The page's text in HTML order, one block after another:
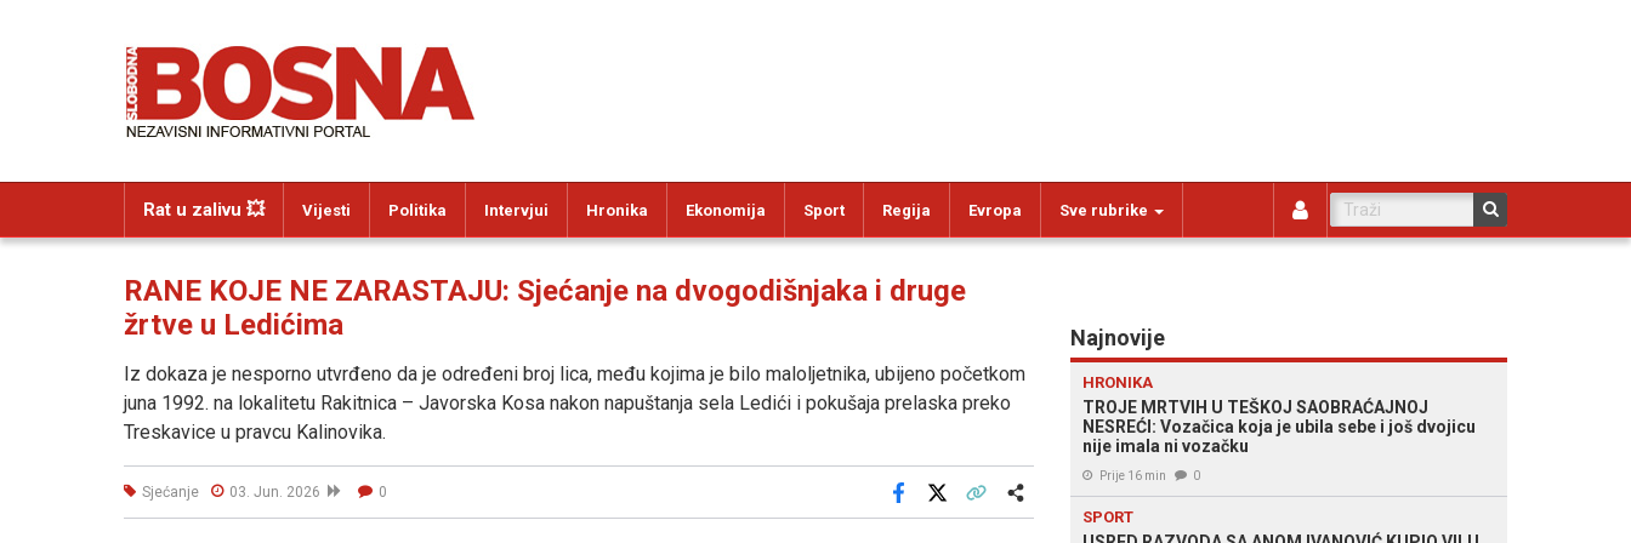
Rat u zalivu 💥 Vijesti Politika Intervjui Hronika Ekonomija Sport Regija Evropa Sve rubrike
RANE KOJE NE ZARASTAJU: Sjećanje na dvogodišnjaka i druge
žrtve u Ledićima
Iz dokaza je nesporno utvrđeno da je određeni broj lica, među kojima je bilo maloljetnika, ubijeno početkom
juna 1992. na lokalitetu Rakitnica – Javorska Kosa nakon napuštanja sela Ledići i pokušaja prelaska preko
Treskavice u pravcu Kalinovika.
Sjećanje 03. Jun. 2026 0
Facebook
Najnovije
HRONIKA
TROJE MRTVIH U TEŠKOJ SAOBRAĆAJNOJ
NESREĆI: Vozačica koja je ubila sebe i još dvojicu
nije imala ni vozačku
Prije 16 min 0
SPORT